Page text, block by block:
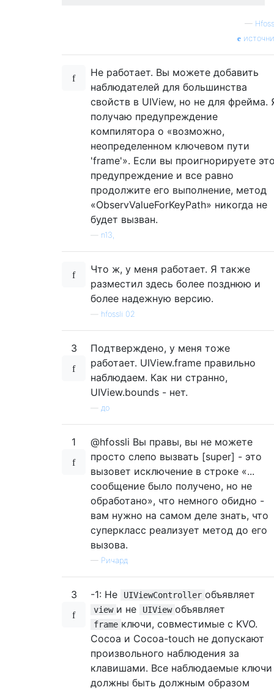
—
Не работает. Вы можете добавить
наблюдателей для большинства
свойств в UIView, но не для фрейма.
получаю предупреждение
компилятора о «возможно,
неопределенном ключевом пути
'frame'». Если вы проигнорируете
предупреждение и все равно
продолжите его выполнение, метод
«ObservValueForKeyPath» никогда не
будет вызван.
n13,
Что ж, у меня работает. Я также
разместил здесь более позднюю и
более надежную версию.
hfossli 02
3
Подтверждено, у меня тоже
работает. UIView.frame правильно
наблюдаем. Как ни странно,
UIView.bounds - нет.
до
1
@hfossli Вы правы, вы не можете
просто слепо вызвать [super] - это
вызовет исключение в строке «...
сообщение было получено, но не
обработано», что немного обидно -
вам нужно на самом деле знать, что
суперкласс реализует метод до его
вызова.
— Ричард
3 -1: Не UIViewController объявляет
view и не UIView объявляет
frame ключи, совместимые с KVO.
Cocoa и Cocoa-touch не допускают
произвольного наблюдения за
клавишами. Все наблюдаемые ключи
должны быть должным образом